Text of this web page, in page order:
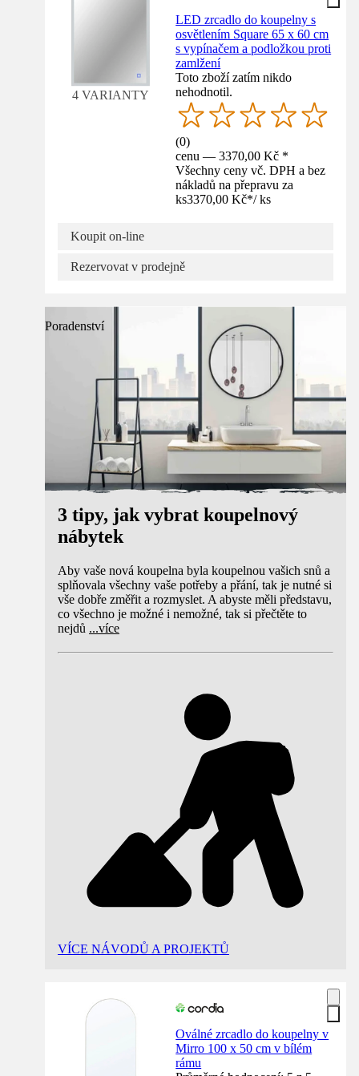
4 VARIANTY
LED zrcadlo do koupelny s
osvětlením Square 65 x 60 cm
s vypínačem a podložkou proti
zamlžení
Toto zboží zatím nikdo
nehodnotil.
(0)
cenu — 3370,00 Kč *
Všechny ceny vč. DPH a bez
nákladů na přepravu za
ks3370,00 Kč*/ ks
Koupit on-line
Rezervovat v prodejně
Poradenství
3 tipy, jak vybrat koupelnový
nábytek
Aby vaše nová koupelna byla koupelnou vašich snů a
splňovala všechny vaše potřeby a přání, tak je nutné si
vše dobře změřit a rozmyslet. A abyste měli představu,
co všechno je možné i nemožné, tak si přečtěte to
nejdů ...více
VÍCE NÁVODŮ A PROJEKTŮ
Oválné zrcadlo do koupelny v
Mirro 100 x 50 cm v bílém
rámu